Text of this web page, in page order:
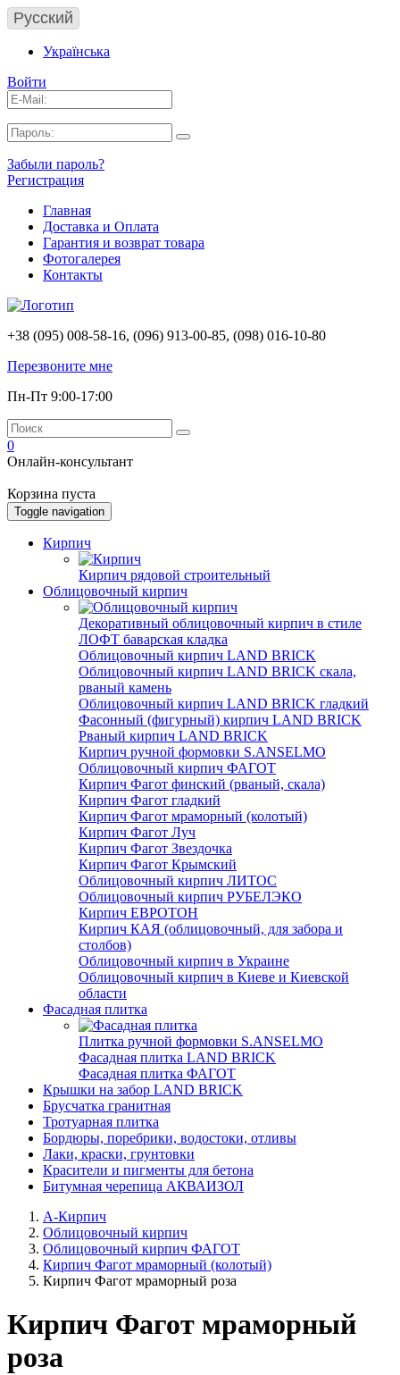
Русский
Українська
Войти
Забыли пароль?
Регистрация
Главная
Доставка и Оплата
Гарантия и возврат товара
Фотогалерея
Контакты
+38 (095) 008-58-16, (096) 913-00-85, (098) 016-10-80
Перезвоните мне
Пн-Пт 9:00-17:00
0
Онлайн-консультант
Корзина пуста
Toggle navigation
Кирпич
Кирпич рядовой строительный
Облицовочный кирпич
Декоративный облицовочный кирпич в стиле
ЛОФТ баварская кладка
Облицовочный кирпич LAND BRICK
Облицовочный кирпич LAND BRICK скала,
рваный камень
Облицовочный кирпич LAND BRICK гладкий
Фасонный (фигурный) кирпич LAND BRICK
Рваный кирпич LAND BRICK
Кирпич ручной формовки S.ANSELMO
Облицовочный кирпич ФАГОТ
Кирпич Фагот финский (рваный, скала)
Кирпич Фагот гладкий
Кирпич Фагот мраморный (колотый)
Кирпич Фагот Луч
Кирпич Фагот Звездочка
Кирпич Фагот Крымский
Облицовочный кирпич ЛИТОС
Облицовочный кирпич РУБЕЛЭКО
Кирпич ЕВРОТОН
Кирпич КАЯ (облицовочный, для забора и
столбов)
Облицовочный кирпич в Украине
Облицовочный кирпич в Киеве и Киевской
области
Фасадная плитка
Плитка ручной формовки S.ANSELMO
Фасадная плитка LAND BRICK
Фасадная плитка ФАГОТ
Крышки на забор LAND BRICK
Брусчатка гранитная
Тротуарная плитка
Бордюры, поребрики, водостоки, отливы
Лаки, краски, грунтовки
Красители и пигменты для бетона
Битумная черепица АКВАИЗОЛ
А-Кирпич
Облицовочный кирпич
Облицовочный кирпич ФАГОТ
Кирпич Фагот мраморный (колотый)
Кирпич Фагот мраморный роза
Кирпич Фагот мраморный
роза